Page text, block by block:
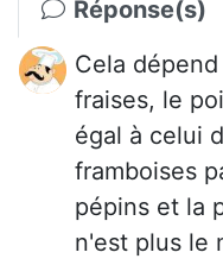
Réponse(s)
Cela
fraises, le
égal à celui
framboises
pépins et la
n'est plus le